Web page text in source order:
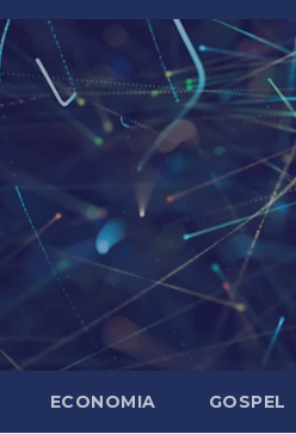
ECONOMIA GOSPEL